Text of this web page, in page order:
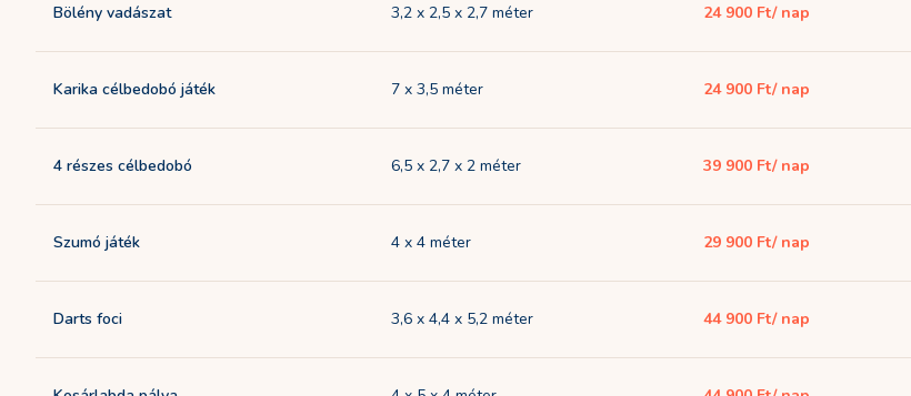
Bölény vadászat 3,2 x 2,5 x 2,7 méter 24 900 Ft/ nap
Karika célbedobó játék 7 x 3,5 méter 24 900 Ft/ nap
4 részes célbedobó 6,5 x 2,7 x 2 méter 39 900 Ft/ nap
Szumó játék 4 x 4 méter 29 900 Ft/ nap
Darts foci 3,6 x 4,4 x 5,2 méter 44 900 Ft/ nap